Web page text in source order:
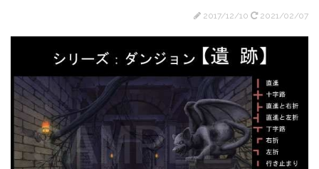
2017/12/10 2021/02/07